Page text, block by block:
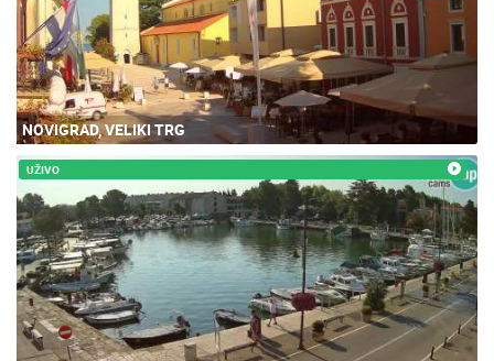
NOVIGRAD, VELIKI TRG
UŽIVO